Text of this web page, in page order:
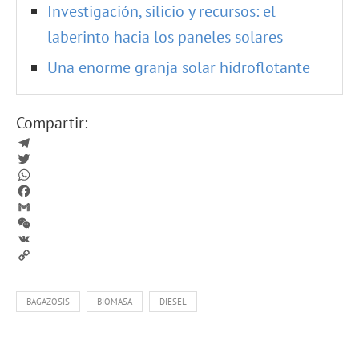
Investigación, silicio y recursos: el
laberinto hacia los paneles solares
Una enorme granja solar hidroflotante
Compartir:
Telegram
Twitter
WhatsApp
Facebook
Gmail
WeChat
VK
Link
BAGAZOSIS BIOMASA DIESEL